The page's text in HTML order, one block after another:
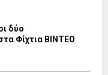
δύο
Φίχτια ΒΙΝΤΕΟ